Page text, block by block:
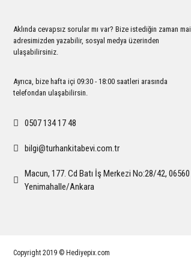
Ürün fiyatı diğer sitelerden daha pahalı.
Bu ürüne benzer farklı alternatifler olmalı.
Aklında cevapsız sorular mı var? Bize istediğin zaman mail
adresimizden yazabilir, sosyal medya üzerinden
ulaşabilirsiniz.
Ayrıca, bize hafta içi 09:30 - 18:00 saatleri arasında
telefondan ulaşabilirsin.
0507 134 17 48
bilgi@turhankitabevi.com.tr
Macun, 177. Cd Batı İş Merkezi No:28/42, 06560
Yenimahalle/Ankara
Copyright 2019 © Hediyepix.com